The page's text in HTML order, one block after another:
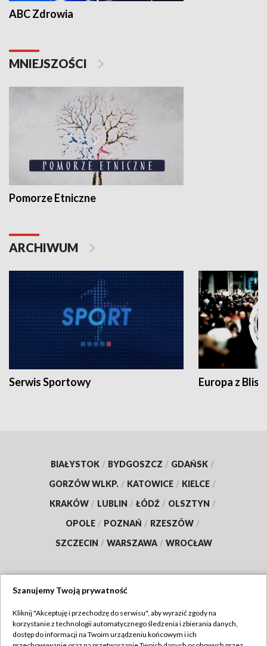
ABC Zdrowia
MNIEJSZOŚCI
Pomorze Etniczne
ARCHIWUM
Serwis Sportowy Europa z
BIAŁYSTOK / BYDGOSZCZ / GDAŃSK /
GORZÓW WLKP. / KATOWICE / KIELCE /
KRAKÓW / LUBLIN / ŁÓDŹ / OLSZTYN /
OPOLE / POZNAŃ / RZESZÓW /
SZCZECIN / WARSZAWA / WROCŁAW
TVP
Szanujemy Twoją prywatność
Kliknij "Akceptuję i przechodzę do serwisu", aby wyrazić zgody na
korzystanie z technologii automatycznego śledzenia i zbierania danych,
dostęp do informacji na Twoim urządzeniu końcowym i ich